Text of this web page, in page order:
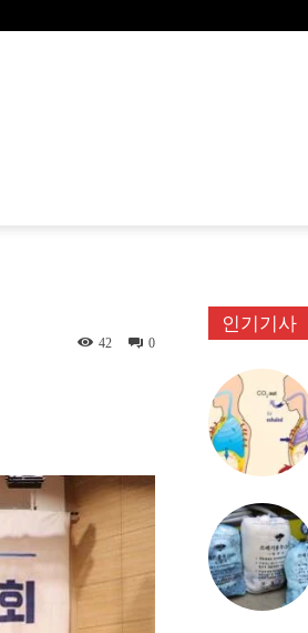
0
42
인기기사